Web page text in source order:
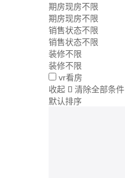
期房现房不限
期房现房不限
销售状态不限
销售状态不限
装修不限
装修不限
vr看房
收起  清除全部条件
默认排序